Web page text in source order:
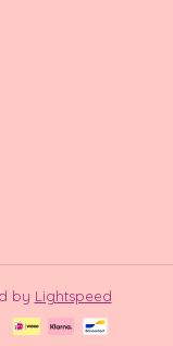
by Lightspeed